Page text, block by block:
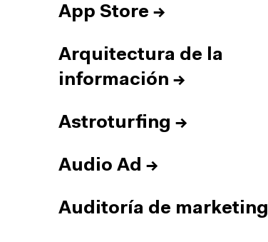
App Store →
Arquitectura de la
información →
Astroturfing →
Audio Ad →
Auditoría de marketing